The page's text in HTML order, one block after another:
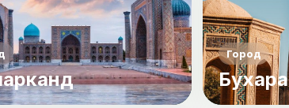
Город
Бухара